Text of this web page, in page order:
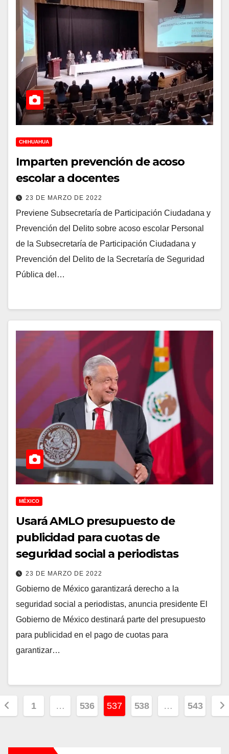
CHIHUAHUA
Imparten prevención de acoso
escolar a docentes
23 DE MARZO DE 2022
Previene Subsecretaría de Participación Ciudadana y
Prevención del Delito sobre acoso escolar Personal
de la Subsecretaría de Participación Ciudadana y
Prevención del Delito de la Secretaría de Seguridad
Pública del…
MÉXICO
Usará AMLO presupuesto de
publicidad para cuotas de
seguridad social a periodistas
23 DE MARZO DE 2022
Gobierno de México garantizará derecho a la
seguridad social a periodistas, anuncia presidente El
Gobierno de México destinará parte del presupuesto
para publicidad en el pago de cuotas para
garantizar…
1 … 536 537 538 … 543